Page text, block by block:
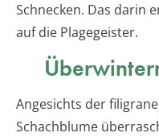
Schnecken. Das darin
auf die Plagegeister.
Angesichts der
Schachblume